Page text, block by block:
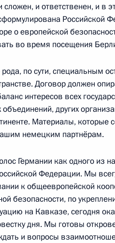
дворец
в расширенном
дворец
Испании Хосе
дворец
«ЛУКОЙЛ» Вагитом
сложен, и ответственен, и в
Российской
о европейской
во время посещения
по сути, специальным
Договор должен
интересов всех
других
Материалы, которые
немецким партнёрам.
Германии как одного из
Федерации. Мы
к общеевропейской
безопасности, по
на Кавказе, сегодня
дня. Мы готовы
и вопросы